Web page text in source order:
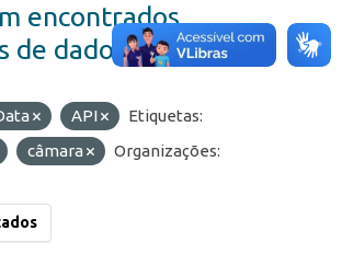
encontrados
de dados
API
Etiquetas:
câmara
Organizações: